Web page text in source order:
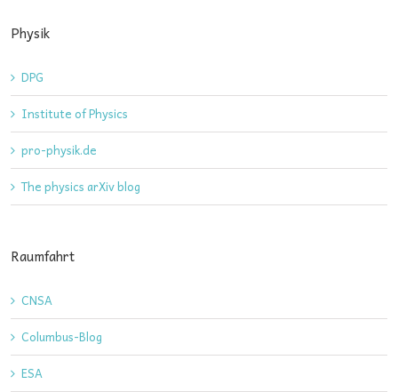
Physik
DPG
Institute of Physics
pro-physik.de
The physics arXiv blog
Raumfahrt
CNSA
Columbus-Blog
ESA